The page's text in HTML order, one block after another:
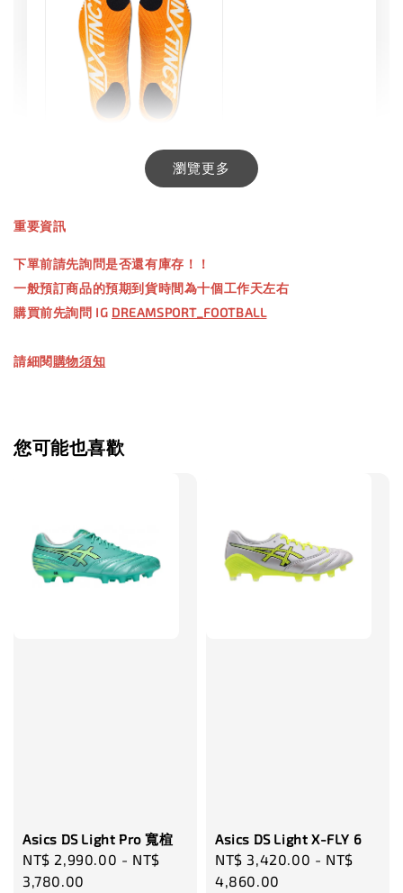
INXTINCT 生活日用鞋墊
NT$ 550.00
加入購物車
TWG 防滑襪 V2 TWG 防滑襪
TWG 防滑
瀏覽更多
重要資訊
下單前請先詢問是否還有庫存！！
一般預訂商品的預期到貨時間為十個工作天左右
購買前先詢問 IG DREAMSPORT_FOOTBALL
請細閱購物須知
您可能也喜歡
Asics DS Light Pro 寬楦
Sale
price
NT$ 2,990.00 - NT$
3,780.00
Asics DS Light X-FLY 6
Sale
price
NT$ 3,420.00 - NT$
4,860.00